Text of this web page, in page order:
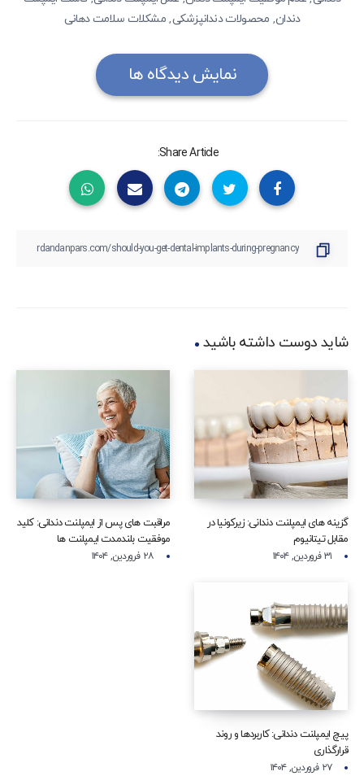
دندان, محصولات دندانپزشکی,مشکلات سلامت دهانی
نمایش دیدگاه ها
Share Article:
شاید دوست داشته باشید
گزینه‌ های ایمپلنت دندانی: زیرکونیا در
مقابل تیتانیوم
۳۱ فروردین, ۱۴۰۴
مراقبت‌ های پس از ایمپلنت دندانی: کلید
موفقیت بلندمدت ایمپلنت‌ ها
۲۸ فروردین, ۱۴۰۴
پیچ ایمپلنت دندانی: کاربردها و روند
قرارگذاری
۲۷ فروردین, ۱۴۰۴